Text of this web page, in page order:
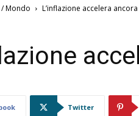
Mondo L’inflazione accelera
Twitter